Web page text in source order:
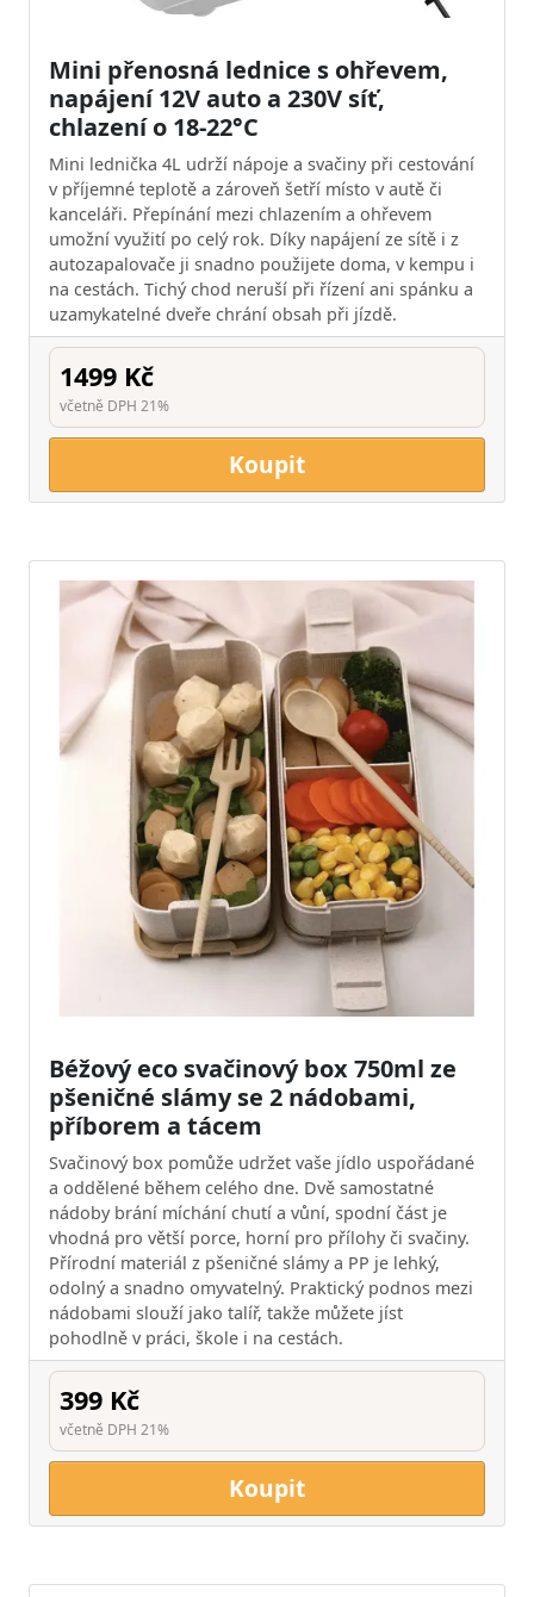
Mini přenosná lednice s ohřevem,
napájení 12V auto a 230V síť,
chlazení o 18-22°C
Mini lednička 4L udrží nápoje a svačiny při cestování
v příjemné teplotě a zároveň šetří místo v autě či
kanceláři. Přepínání mezi chlazením a ohřevem
umožní využití po celý rok. Díky napájení ze sítě i z
autozapalovače ji snadno použijete doma, v kempu i
na cestách. Tichý chod neruší při řízení ani spánku a
uzamykatelné dveře chrání obsah při jízdě.
1499 Kč
včetně DPH 21%
Koupit
Béžový eco svačinový box 750ml ze
pšeničné slámy se 2 nádobami,
příborem a tácem
Svačinový box pomůže udržet vaše jídlo uspořádané
a oddělené během celého dne. Dvě samostatné
nádoby brání míchání chutí a vůní, spodní část je
vhodná pro větší porce, horní pro přílohy či svačiny.
Přírodní materiál z pšeničné slámy a PP je lehký,
odolný a snadno omyvatelný. Praktický podnos mezi
nádobami slouží jako talíř, takže můžete jíst
pohodlně v práci, škole i na cestách.
399 Kč
včetně DPH 21%
Koupit